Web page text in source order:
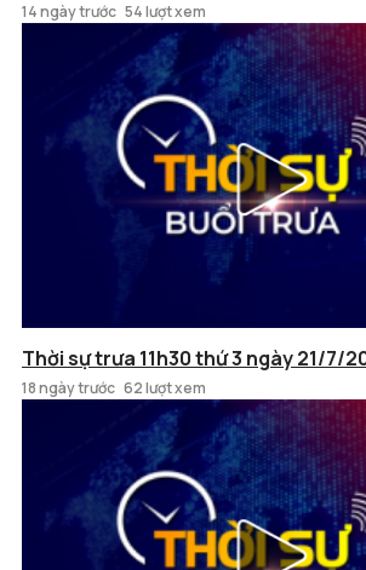
14 ngày trước 54 lượt xem
Thời sự trưa 11h30 thứ 3 ngày 21/7/
18 ngày trước 62 lượt xem